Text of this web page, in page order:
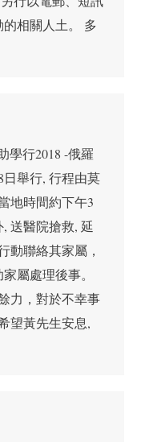
相關人土。 多
學行2018 -俄羅
日舉行, 行程由莫
地時間約下午3
送醫院搶救, 延
動聯絡其家屬，
屬處理後事。
力，對於不幸事
望黃先生安息,